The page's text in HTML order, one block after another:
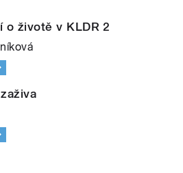
o životě v KLDR 2